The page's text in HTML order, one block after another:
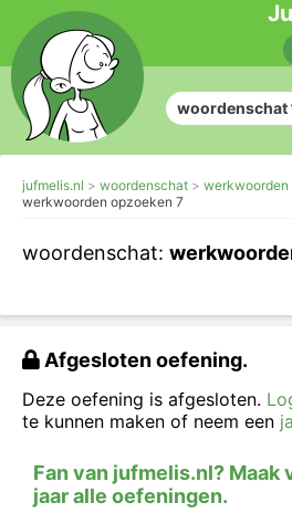
woordenschat
jufmelis.nl woordenschat
werkwoorden
werkwoorden opzoeken 7
woordenschat:
Afgesloten oefening.
Deze oefening is afgesloten.
te kunnen maken of neem een
Fan van jufmelis.nl? Maak
jaar alle oefeningen.